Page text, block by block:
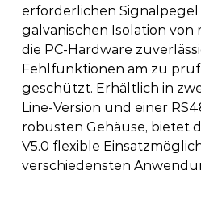
erforderlichen
galvanischen Isolation von
die PC-Hardware
Fehlfunktionen am zu
geschützt. Erhältlich in
Line-Version und einer
robusten Gehäuse, bietet
V5.0 flexible
verschiedensten